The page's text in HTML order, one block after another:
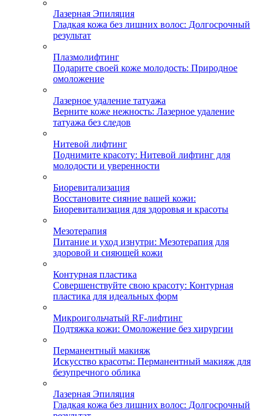
Лазерная Эпиляция
Гладкая кожа без лишних волос: Долгосрочный
результат
Плазмолифтинг
Подарите своей коже молодость: Природное
омоложение
Лазерное удаление татуажа
Верните коже нежность: Лазерное удаление
татуажа без следов
Нитевой лифтинг
Поднимите красоту: Нитевой лифтинг для
молодости и уверенности
Биоревитализация
Восстановите сияние вашей кожи:
Биоревитализация для здоровья и красоты
Мезотерапия
Питание и уход изнутри: Мезотерапия для
здоровой и сияющей кожи
Контурная пластика
Совершенствуйте свою красоту: Контурная
пластика для идеальных форм
Микроигольчатый RF-лифтинг
Подтяжка кожи: Омоложение без хирургии
Перманентный макияж
Искусство красоты: Перманентный макияж для
безупречного облика
Лазерная Эпиляция
Гладкая кожа без лишних волос: Долгосрочный